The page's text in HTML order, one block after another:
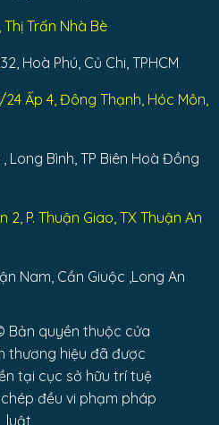
Trấn Nhà Bè
Hoà Phú, Củ Chi, TPHCM
Ấp 4, Đông Thạnh, Hóc Môn,
Long Bình, TP Biên Hoà Đồng
2, P. Thuận Giao, TX Thuận An
Nam, Cần Giuộc ,Long An
Bản quyền thuộc cửa
thương hiệu đã được
tại cục sở hữu trí tuệ
đều vi phạm pháp
luật